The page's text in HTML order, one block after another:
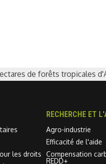
de forêts
les droits
RECHERCHE ET
Agro-industrie
Efficacité de l'aide
Compensation
REDD+